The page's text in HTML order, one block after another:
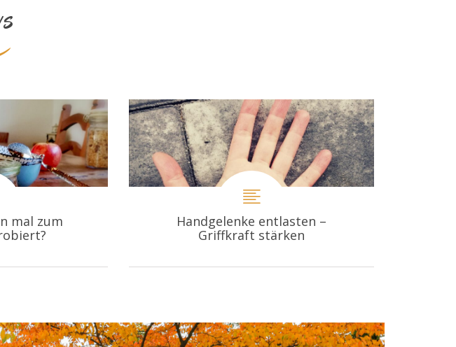
mal zum
Handgelenke entlasten –
Griffkraft stärken